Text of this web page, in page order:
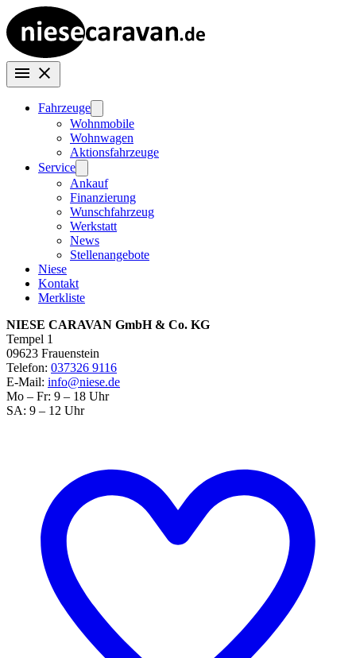
Fahrzeuge
Wohnmobile
Wohnwagen
Aktionsfahrzeuge
Service
Ankauf
Finanzierung
Wunschfahrzeug
Werkstatt
News
Stellenangebote
Niese
Kontakt
Merkliste
NIESE CARAVAN GmbH & Co. KG
Tempel 1
09623 Frauenstein
Telefon: 037326 9116
E-Mail: info@niese.de
Mo – Fr: 9 – 18 Uhr
SA: 9 – 12 Uhr